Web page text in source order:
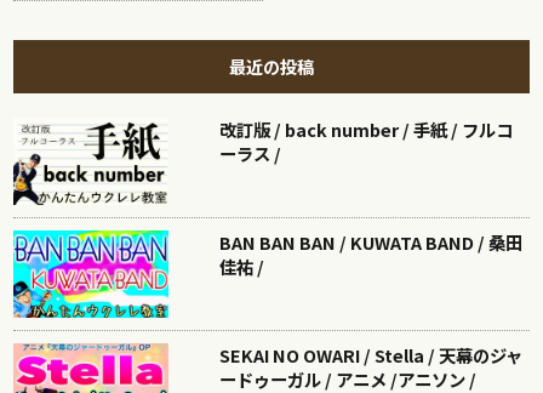
最近の投稿
改訂版 / back number / 手紙 / フルコ
ーラス /
BAN BAN BAN / KUWATA BAND / 桑田
佳祐 /
SEKAI NO OWARI / Stella / 天幕のジャ
ードゥーガル / アニメ /アニソン /